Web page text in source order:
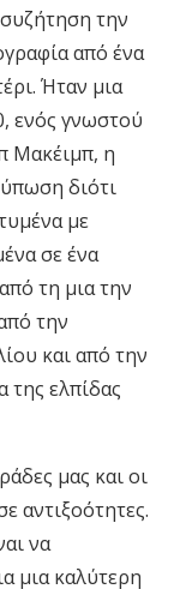
την
από ένα
Ήταν μια
ενός γνωστού
Μακέιμπ, η
διότι
με
σε ένα
τη μια την
την
και από την
της ελπίδας
μας και οι
αντιξοότητες.
να
μια καλύτερη